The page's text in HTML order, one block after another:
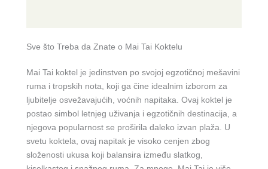
Sve što Treba da Znate o Mai Tai Koktelu
Mai Tai koktel je jedinstven po svojoj egzotičnoj mešavini
ruma i tropskih nota, koji ga čine idealnim izborom za
ljubitelje osvežavajućih, voćnih napitaka. Ovaj koktel je
postao simbol letnjeg uživanja i egzotičnih destinacija, a
njegova popularnost se proširila daleko izvan plaža. U
svetu koktela, ovaj napitak je visoko cenjen zbog
složenosti ukusa koji balansira između slatkog,